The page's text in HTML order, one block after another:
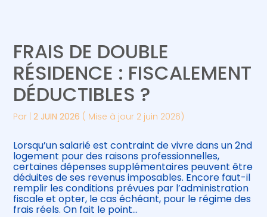
Gérer votre quotidien
Piloter votre entreprise
Développer votre entreprise
Construire votre patrimoine
Être prêt pour la facturation
électronique
Suivre votre comptabilité
Gérer vos ressources humaines
FRAIS DE DOUBLE
RÉSIDENCE : FISCALEMENT
DÉDUCTIBLES ?
Par |2 JUIN 2026 ( Mise à jour 2 juin 2026)
Lorsqu’un salarié est contraint de vivre dans un 2nd
logement pour des raisons professionnelles,
certaines dépenses supplémentaires peuvent être
déduites de ses revenus imposables. Encore faut-il
remplir les conditions prévues par l’administration
fiscale et opter, le cas échéant, pour le régime des
frais réels. On fait le point…